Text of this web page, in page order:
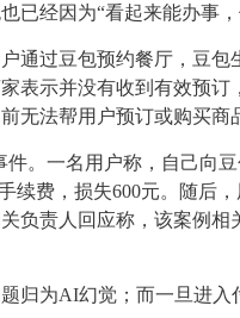
已经因为“看起来能办事
通过豆包预约餐厅，豆
表示并没有收到有效预
无法帮用户预订或购买商
件。一名用户称，自己向
续费，损失600元。随后
负责人回应称，该案例
归为AI幻觉；而一旦进